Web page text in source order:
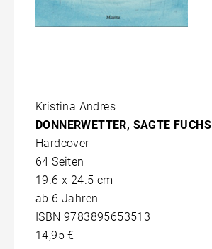
Kristina Andres
DONNERWETTER, SAGTE FUCHS
Hardcover
64 Seiten
19.6 x 24.5 cm
ab 6 Jahren
ISBN 9783895653513
14,95 €